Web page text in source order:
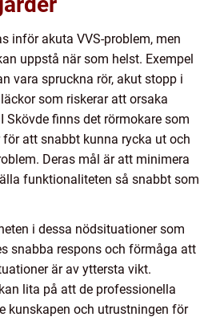
inför akuta VVS-problem, men
uppstå när som helst. Exempel
vara spruckna rör, akut stopp i
som riskerar att orsaka
Skövde finns det rörmokare som
att snabbt kunna rycka ut och
Deras mål är att minimera
funktionaliteten så snabbt som
i dessa nödsituationer som
snabba respons och förmåga att
är av yttersta vikt.
lita på att de professionella
kunskapen och utrustningen för